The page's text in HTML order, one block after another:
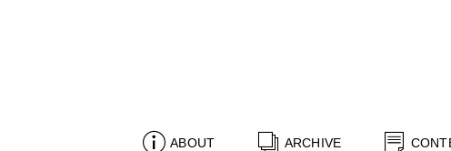
ABOUT ARCHIVE